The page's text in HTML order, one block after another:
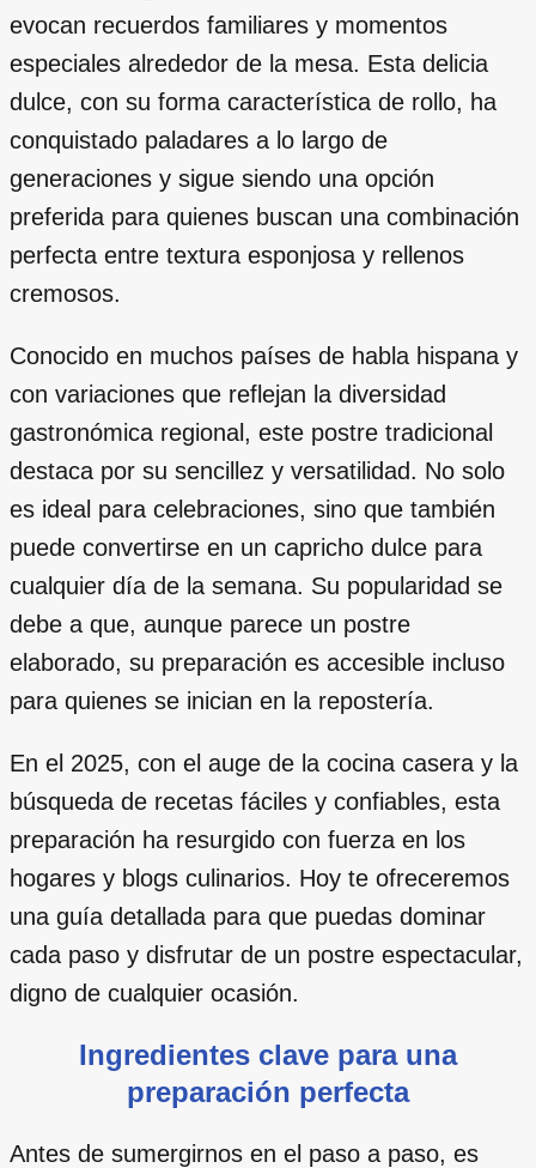
evocan recuerdos familiares y momentos
especiales alrededor de la mesa. Esta delicia
dulce, con su forma característica de rollo, ha
conquistado paladares a lo largo de
generaciones y sigue siendo una opción
preferida para quienes buscan una combinación
perfecta entre textura esponjosa y rellenos
cremosos.
Conocido en muchos países de habla hispana y
con variaciones que reflejan la diversidad
gastronómica regional, este postre tradicional
destaca por su sencillez y versatilidad. No solo
es ideal para celebraciones, sino que también
puede convertirse en un capricho dulce para
cualquier día de la semana. Su popularidad se
debe a que, aunque parece un postre
elaborado, su preparación es accesible incluso
para quienes se inician en la repostería.
En el 2025, con el auge de la cocina casera y la
búsqueda de recetas fáciles y confiables, esta
preparación ha resurgido con fuerza en los
hogares y blogs culinarios. Hoy te ofreceremos
una guía detallada para que puedas dominar
cada paso y disfrutar de un postre espectacular,
digno de cualquier ocasión.
Ingredientes clave para una
preparación perfecta
Antes de sumergirnos en el paso a paso, es